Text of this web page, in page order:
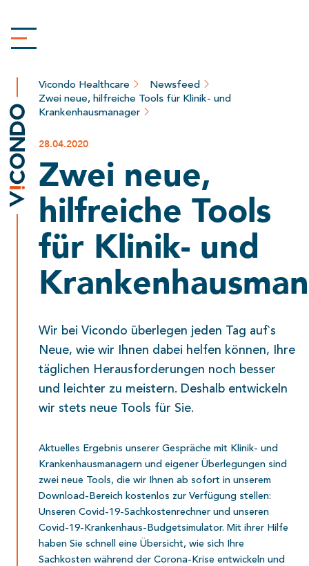
Vicondo Healthcare
Newsfeed
Zwei neue, hilfreiche Tools für Klinik- und
Krankenhausmanager
28.04.2020
Zwei neue,
hilfreiche Tools
für Klinik- und
Wir bei Vicondo überlegen jeden Tag auf`s
Neue, wie wir Ihnen dabei helfen können, Ihre
täglichen Herausforderungen noch besser
und leichter zu meistern. Deshalb entwickeln
wir stets neue Tools für Sie.
Aktuelles Ergebnis unserer Gespräche mit Klinik- und
Krankenhausmanagern und eigener Überlegungen sind
zwei neue Tools, die wir Ihnen ab sofort in unserem
Download-Bereich kostenlos zur Verfügung stellen:
Unseren Covid-19-Sachkostenrechner und unseren
Covid-19-Krankenhaus-Budgetsimulator. Mit ihrer Hilfe
haben Sie schnell eine Übersicht, wie sich Ihre
Sachkosten während der Corona-Krise entwickeln und